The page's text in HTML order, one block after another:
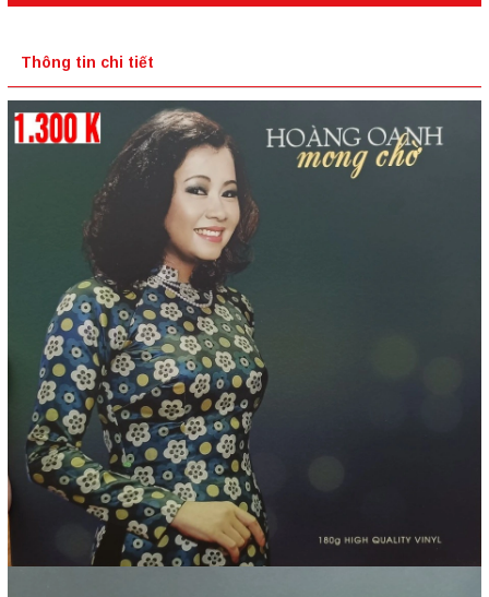
Thông tin chi tiết